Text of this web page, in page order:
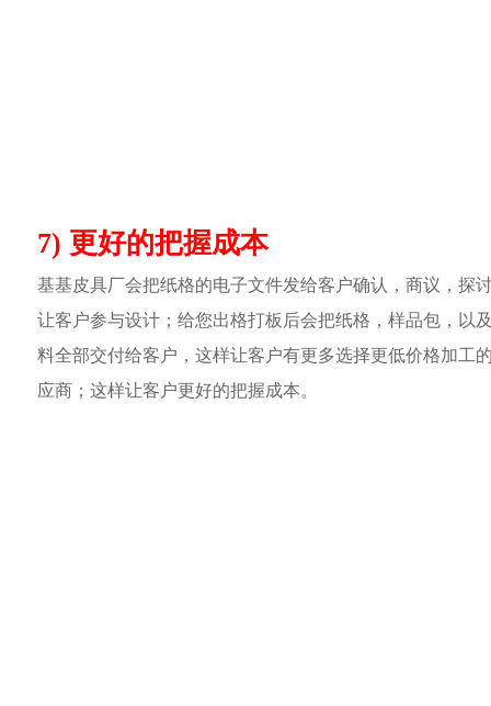
7) 更好的把握成本
基基皮具厂会把纸格的电子文件发给客户确认，商议，探
让客户参与设计；给您出格打板后会把纸格，样品包，以
料全部交付给客户，这样让客户有更多选择更低价格加工
应商；这样让客户更好的把握成本。